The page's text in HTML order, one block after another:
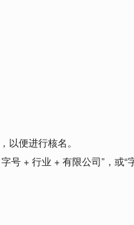
以便进行核名。
号 + 行业 + 有限公司”，或